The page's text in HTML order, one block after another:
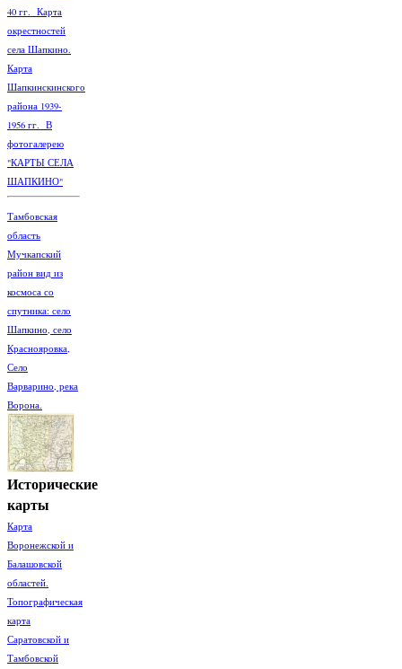
40 гг. Карта
окрестностей
села Шапкино.
Карта
Шапкинскинского
района 1939-
1956 гг. В
фотогалерею
"КАРТЫ СЕЛА
ШАПКИНО"
Тамбовская
область
Мучкапский
район вид из
космоса со
спутника: село
Шапкино, село
Краснояровка,
Село
Варварино, река
Ворона.
Исторические
карты
Карта
Воронежской и
Балашовской
областей.
Топографическая
карта
Саратовской и
Тамбовской